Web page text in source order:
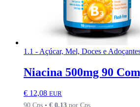
1.1 - Açúcar, Mel, Doces e
Niacina 500mg 90
€ 12,08 EUR
90 Cps • € 0,13 por Cps